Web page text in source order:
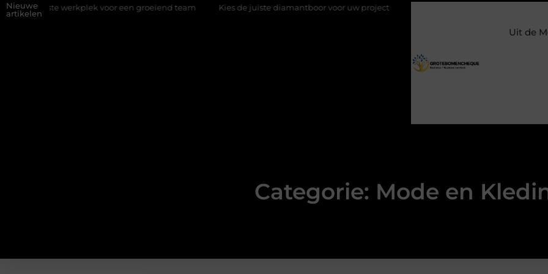
Nieuwe
artikelen
werkplek voor een groeiend team Kies de juiste diamantboor voor uw project Hoe weersomstandigheden de internationale
Uit de
Categorie: Mode en